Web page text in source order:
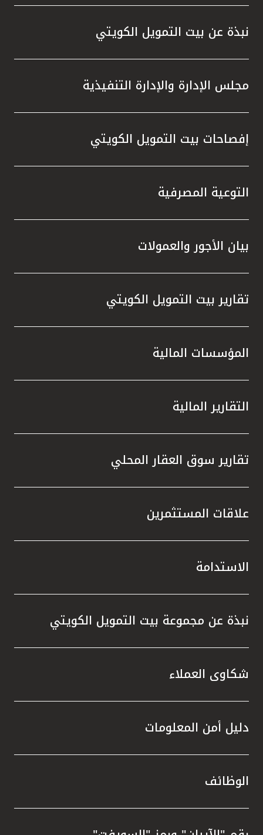
قاعدة بيانات كبيرة وجهاز فني "هندسي
وقانوني ومحاسبي" يقوم عمله على دراسات
وتقارير عقارية ومتابعة للسوق وتطوراته.
نبذة عن بيت التمويل الكويتي
مجلس الإدارة والإدارة التنفيذية
إفصاحات بيت التمويل الكويتي
التوعية المصرفية
بيان الأجور والعمولات
تقارير بيت التمويل الكويتي
المؤسسات المالية
التقارير المالية
تقارير سوق العقار المحلي
علاقات المستثمرين
الاستدامة
نبذة عن مجموعة بيت التمويل الكويتي
شكاوى العملاء
دليل أمن المعلومات
الوظائف